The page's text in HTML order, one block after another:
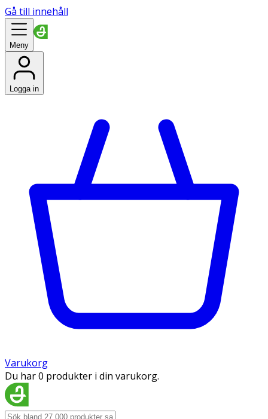
Gå till innehåll
Meny
Logga in
Varukorg
Du har 0 produkter i din varukorg.